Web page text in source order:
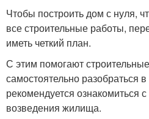
Чтобы построить дом с нуля,
все строительные работы,
иметь четкий план.
С этим помогают
самостоятельно разобраться
рекомендуется ознакомиться
возведения жилища.